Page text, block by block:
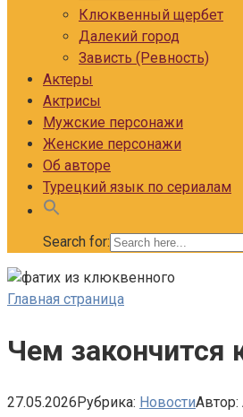
Клюквенный щербет
Далекий город
Зависть (Ревность)
Актеры
Актрисы
Мужские персонажи
Женские персонажи
Об авторе
Турецкий язык по сериалам
Search for:
Главная страница
Чем закончится
27.05.2026Рубрика: НовостиАвтор: